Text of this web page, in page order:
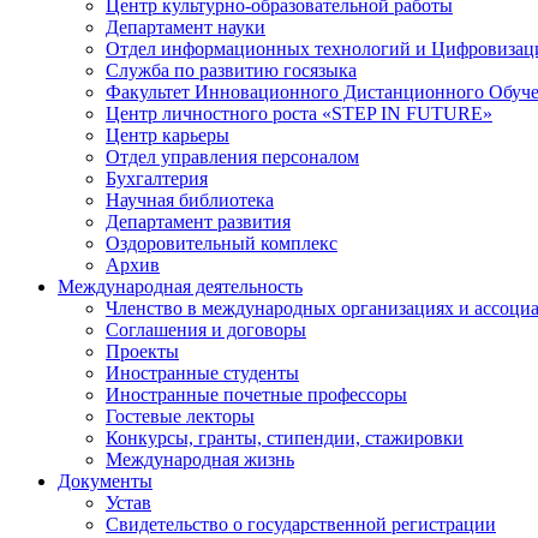
Центр культурно-образовательной работы
Департамент науки
Отдел информационных технологий и
Служба по развитию госязыка
Факультет Инновационного Дистанционного
Центр личностного роста «STEP IN FUTURE»
Центр карьеры
Отдел управления персоналом
Бухгалтерия
Научная библиотека
Департамент развития
Оздоровительный комплекс
Архив
Международная деятельность
Членство в международных организациях и
Соглашения и договоры
Проекты
Иностранные студенты
Иностранные почетные профессоры
Гостевые лекторы
Конкурсы, гранты, стипендии, стажировки
Международная жизнь
Документы
Устав
Свидетельство о государственной регистрации